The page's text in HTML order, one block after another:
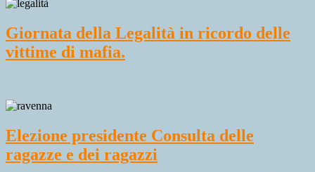
Giornata della Legalità in ricordo delle
vittime di mafia.
Elezione presidente Consulta delle
ragazze e dei ragazzi